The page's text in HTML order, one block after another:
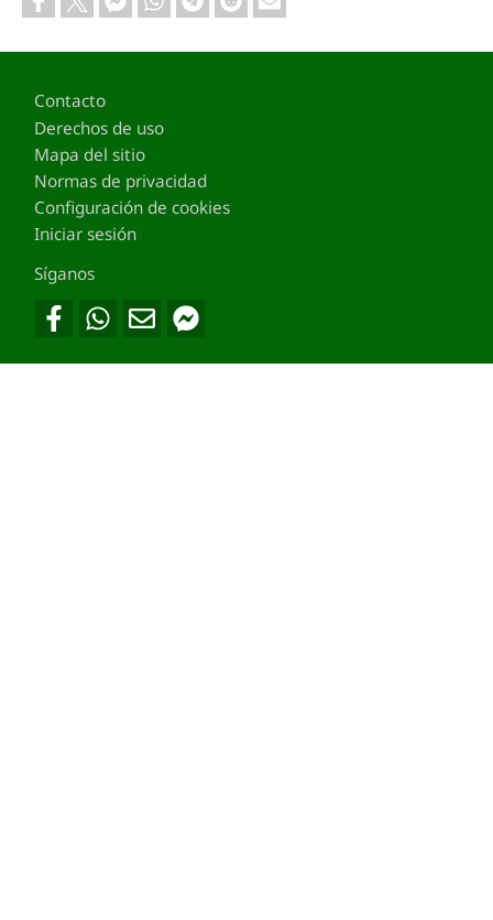
Footer
Contacto
Derechos de uso
Mapa del sitio
Normas de privacidad
Configuración de cookies
Iniciar sesión
Síganos